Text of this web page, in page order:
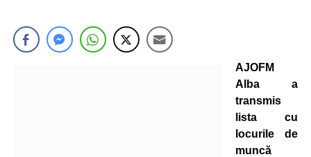
AJOFM
Alba a
transmis
lista cu
locurile de
muncă